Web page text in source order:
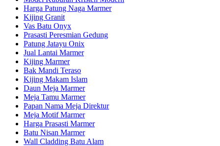
Harga Patung Naga Marmer
Kijing Granit
Vas Batu Onyx
Prasasti Peresmian Gedung
Patung Jatayu Onix
Jual Lantai Marmer
Kijing Marmer
Bak Mandi Teraso
Kijing Makam Islam
Daun Meja Marmer
Meja Tamu Marmer
Papan Nama Meja Direktur
Meja Motif Marmer
Harga Prasasti Marmer
Batu Nisan Marmer
Wall Cladding Batu Alam